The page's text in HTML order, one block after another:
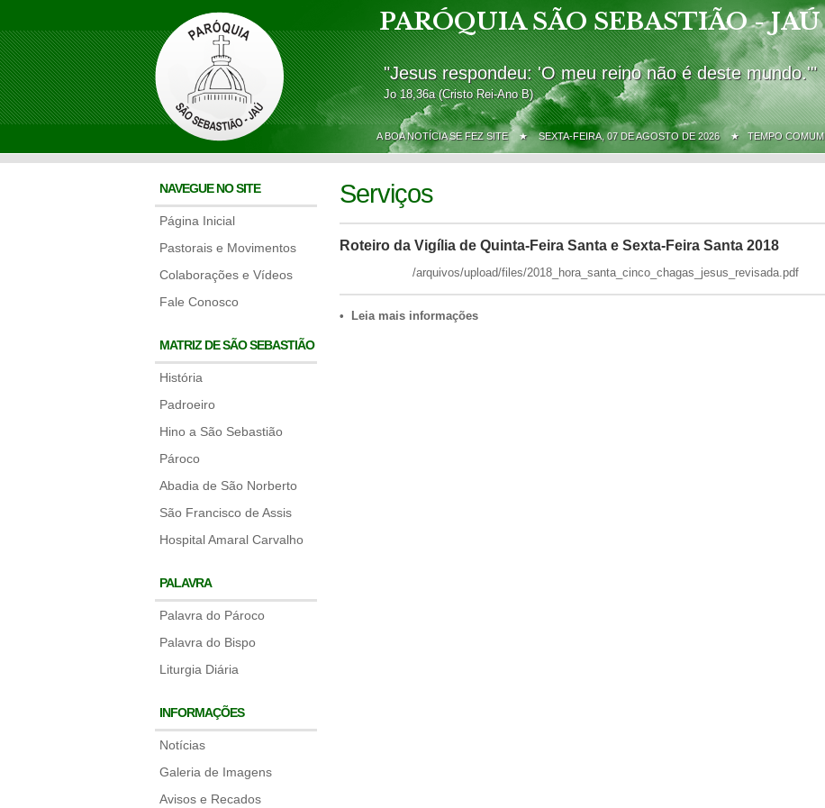
PARÓQUIA SÃO SEBASTIÃO - JAÚ
"Jesus respondeu: 'O meu reino não é deste mundo.'"
Jo 18,36a (Cristo Rei-Ano B)
A BOA NOTÍCIA SE FEZ SITE ★SEXTA-FEIRA, 07 DE AGOSTO DE 2026 ★ TEMPO COMUM
NAVEGUE NO SITE
Página Inicial
Pastorais e Movimentos
Colaborações e Vídeos
Fale Conosco
MATRIZ DE SÃO SEBASTIÃO
História
Padroeiro
Hino a São Sebastião
Pároco
Abadia de São Norberto
São Francisco de Assis
Hospital Amaral Carvalho
PALAVRA
Palavra do Pároco
Palavra do Bispo
Liturgia Diária
INFORMAÇÕES
Notícias
Galeria de Imagens
Avisos e Recados
Serviços
Roteiro da Vigília de Quinta-Feira Santa e Sexta-Feira Santa 2018
/arquivos/upload/files/2018_hora_santa_cinco_chagas_jesus_revisada.pdf
• Leia mais informações